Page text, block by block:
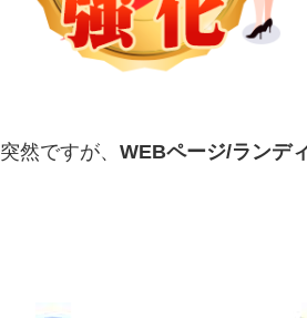
突然ですが、 WEBページ/ランデ